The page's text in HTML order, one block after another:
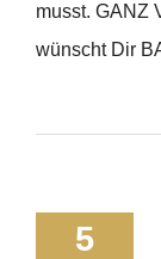
musst. GANZ
wünscht Dir
5